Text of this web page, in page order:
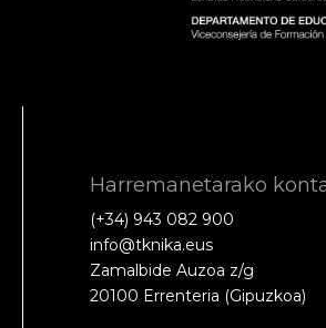
Harremanetarako
(+34) 943 082 900
info@tknika.eus
Zamalbide Auzoa z/g
20100 Errenteria (Gipuzkoa)